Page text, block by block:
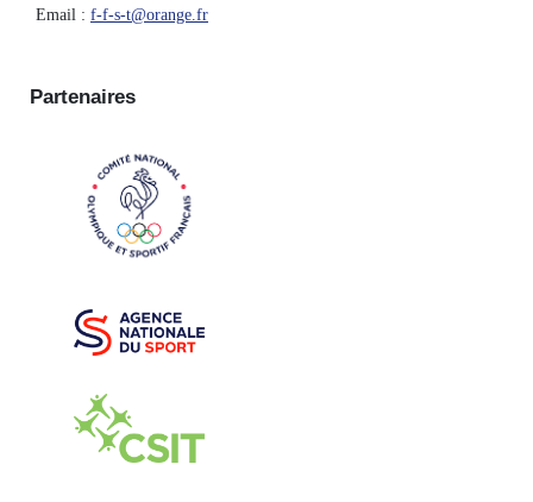
Email : f-f-s-t@orange.fr
Partenaires